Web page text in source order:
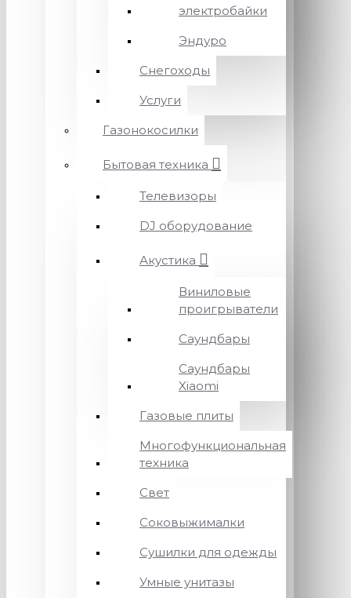
электробайки
Эндуро
Снегоходы
Услуги
Газонокосилки
Бытовая техника
Телевизоры
DJ оборудование
Акустика
Виниловые
проигрыватели
Саундбары
Саундбары
Xiaomi
Газовые плиты
Многофункциональная
техника
Свет
Соковыжималки
Сушилки для одежды
Умные унитазы